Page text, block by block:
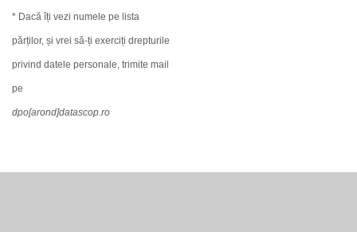
* Dacă îți vezi numele pe lista
părților, și vrei să-ți exerciți drepturile
privind datele personale, trimite mail
pe
dpo[arond]datascop.ro